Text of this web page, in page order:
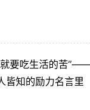
要吃生活的苦
皆知的励力名言里